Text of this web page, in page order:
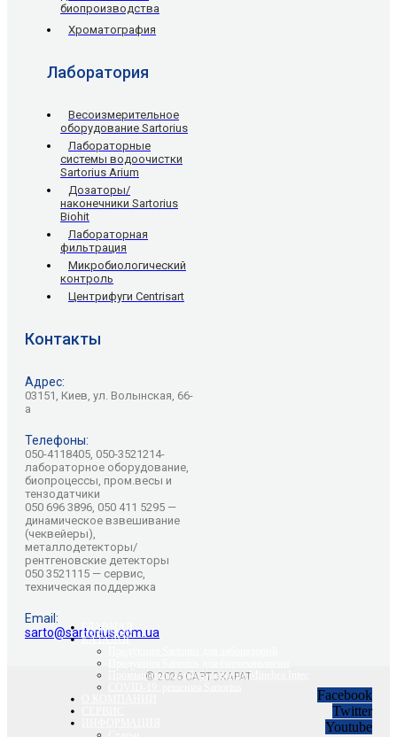
биопроизводства
Хроматография
Лаборатория
Весоизмерительное
оборудование Sartorius
Лабораторные
системы водоочистки
Sartorius Arium
Дозаторы/
наконечники Sartorius
Biohit
Лабораторная
фильтрация
Микробиологический
контроль
Центрифуги Centrisart
Контакты
Адрес:
03151, Киев, ул. Волынская, 66-
а
Телефоны:
050-4118405, 050-3521214-
лабораторное оборудование,
биопроцессы, пром.весы и
тензодатчики
050 696 3896, 050 411 5295 —
динамическое взвешивание
(чеквейеры),
металлодетекторы/
рентгеновские детекторы
050 3521115 — сервис,
техническая поддержка
Email:
sarto@sartorius.com.ua
© 2026 САРТОКАРАТ
Facebook
Twitter
Youtube
ГЛАВНАЯ
КАТАЛОГ
Промышленное оборудование Minebea Intec